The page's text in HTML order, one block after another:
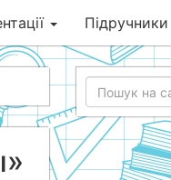
Підручники